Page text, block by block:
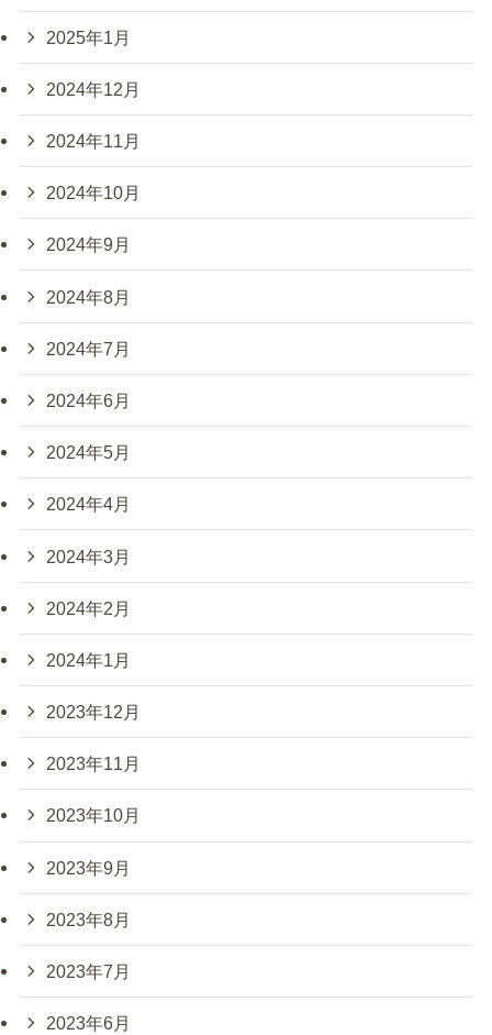
2025年1月
2024年12月
2024年11月
2024年10月
2024年9月
2024年8月
2024年7月
2024年6月
2024年5月
2024年4月
2024年3月
2024年2月
2024年1月
2023年12月
2023年11月
2023年10月
2023年9月
2023年8月
2023年7月
2023年6月